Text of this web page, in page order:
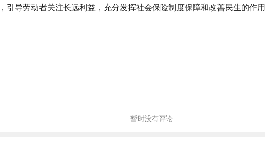
引导劳动者关注长远利益，充分发挥社会保险制度保障和改善民生的作
暂时没有评论